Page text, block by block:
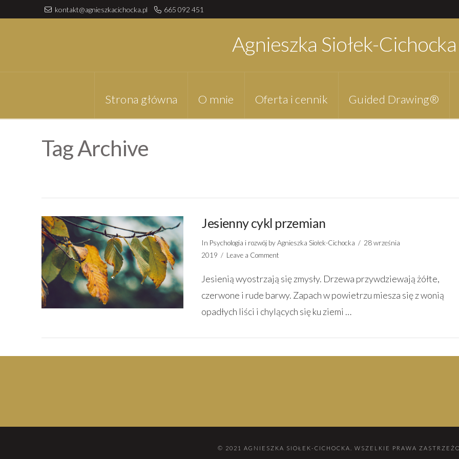
kontakt@agnieszkacichocka.pl 665 092 451
Agnieszka Siołek-Cichocka
Strona główna O mnie Oferta i cennik Guided Drawing®
Tag Archive
Jesienny cykl przemian
In Psychologia i rozwój by Agnieszka Siołek-Cichocka
28 września
2019
Leave a Comment
Jesienią wyostrzają się zmysły. Drzewa przywdziewają żółte,
czerwone i rude barwy. Zapach w powietrzu miesza się z wonią
opadłych liści i chylących się ku ziemi …
© 2021 AGNIESZKA SIOŁEK-CICHOCKA. WSZELKIE PRAWA